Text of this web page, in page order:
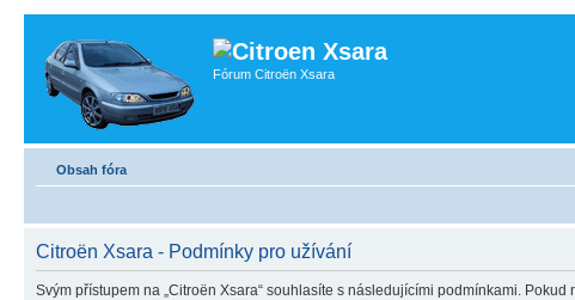
Fórum Citroën Xsara
Obsah fóra
Citroën Xsara - Podmínky pro užívání
Svým přístupem na „Citroën Xsara“ souhlasíte s následujícími podmínkami.